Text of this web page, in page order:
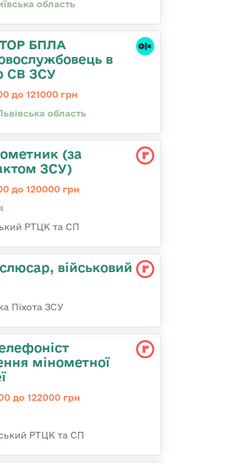
область
БПЛА
в
СВ ЗСУ
до 121000 грн
область
(за
ЗСУ)
до 120000 грн
РТЦК та СП
військовий
Піхота ЗСУ
мінометної
до 122000 грн
РТЦК та СП